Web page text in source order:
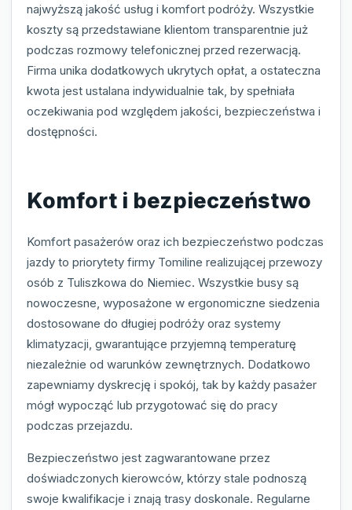
najwyższą jakość usług i komfort podróży. Wszystkie
koszty są przedstawiane klientom transparentnie już
podczas rozmowy telefonicznej przed rezerwacją.
Firma unika dodatkowych ukrytych opłat, a ostateczna
kwota jest ustalana indywidualnie tak, by spełniała
oczekiwania pod względem jakości, bezpieczeństwa i
dostępności.
Komfort i bezpieczeństwo
Komfort pasażerów oraz ich bezpieczeństwo podczas
jazdy to priorytety firmy Tomiline realizującej przewozy
osób z Tuliszkowa do Niemiec. Wszystkie busy są
nowoczesne, wyposażone w ergonomiczne siedzenia
dostosowane do długiej podróży oraz systemy
klimatyzacji, gwarantujące przyjemną temperaturę
niezależnie od warunków zewnętrznych. Dodatkowo
zapewniamy dyskrecję i spokój, tak by każdy pasażer
mógł wypocząć lub przygotować się do pracy
podczas przejazdu.
Bezpieczeństwo jest zagwarantowane przez
doświadczonych kierowców, którzy stale podnoszą
swoje kwalifikacje i znają trasy doskonale. Regularne